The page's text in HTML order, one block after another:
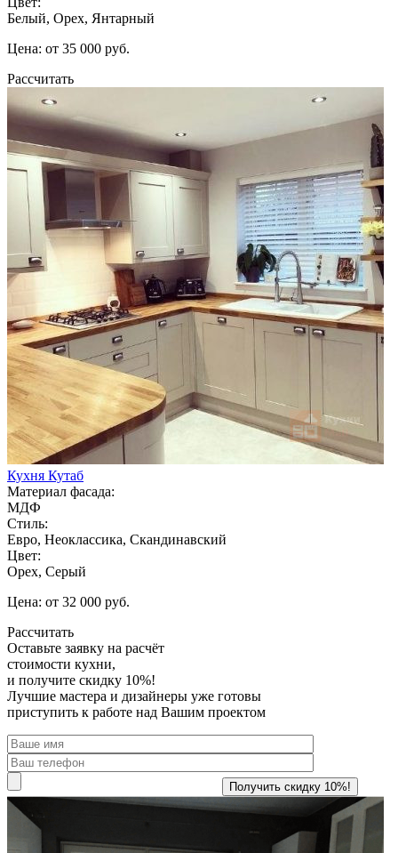
Белый, Орех, Янтарный
Цена: от 35 000 руб.
Рассчитать
Кухня Кутаб
Материал фасада:
МДФ
Стиль:
Евро, Неоклассика, Скандинавский
Цвет:
Орех, Серый
Цена: от 32 000 руб.
Рассчитать
Оставьте заявку на расчёт
стоимости кухни,
и получите скидку 10%!
Лучшие мастера и дизайнеры уже готовы
приступить к работе над Вашим проектом